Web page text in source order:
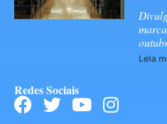
Leia
Redes Sociais